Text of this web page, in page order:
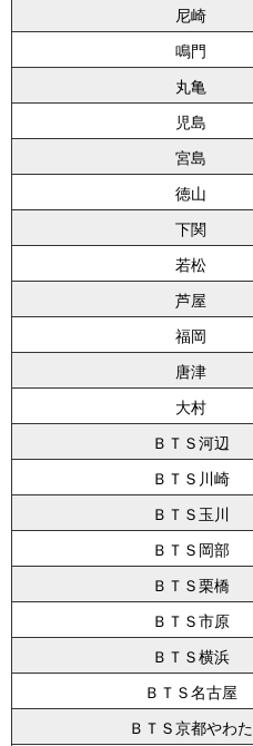
尼崎
鳴門
丸亀
児島
宮島
徳山
下関
若松
芦屋
福岡
唐津
大村
ＢＴＳ河辺
ＢＴＳ川崎
ＢＴＳ玉川
ＢＴＳ岡部
ＢＴＳ栗橋
ＢＴＳ市原
ＢＴＳ横浜
ＢＴＳ名古屋
ＢＴＳ京都やわた